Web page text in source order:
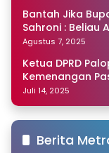
Bantah Jika
Sahroni : Beliau
Agustus 7, 2025
Ketua DPRD
Kemenangan
Sulsel
Juli 14, 2025
Berita